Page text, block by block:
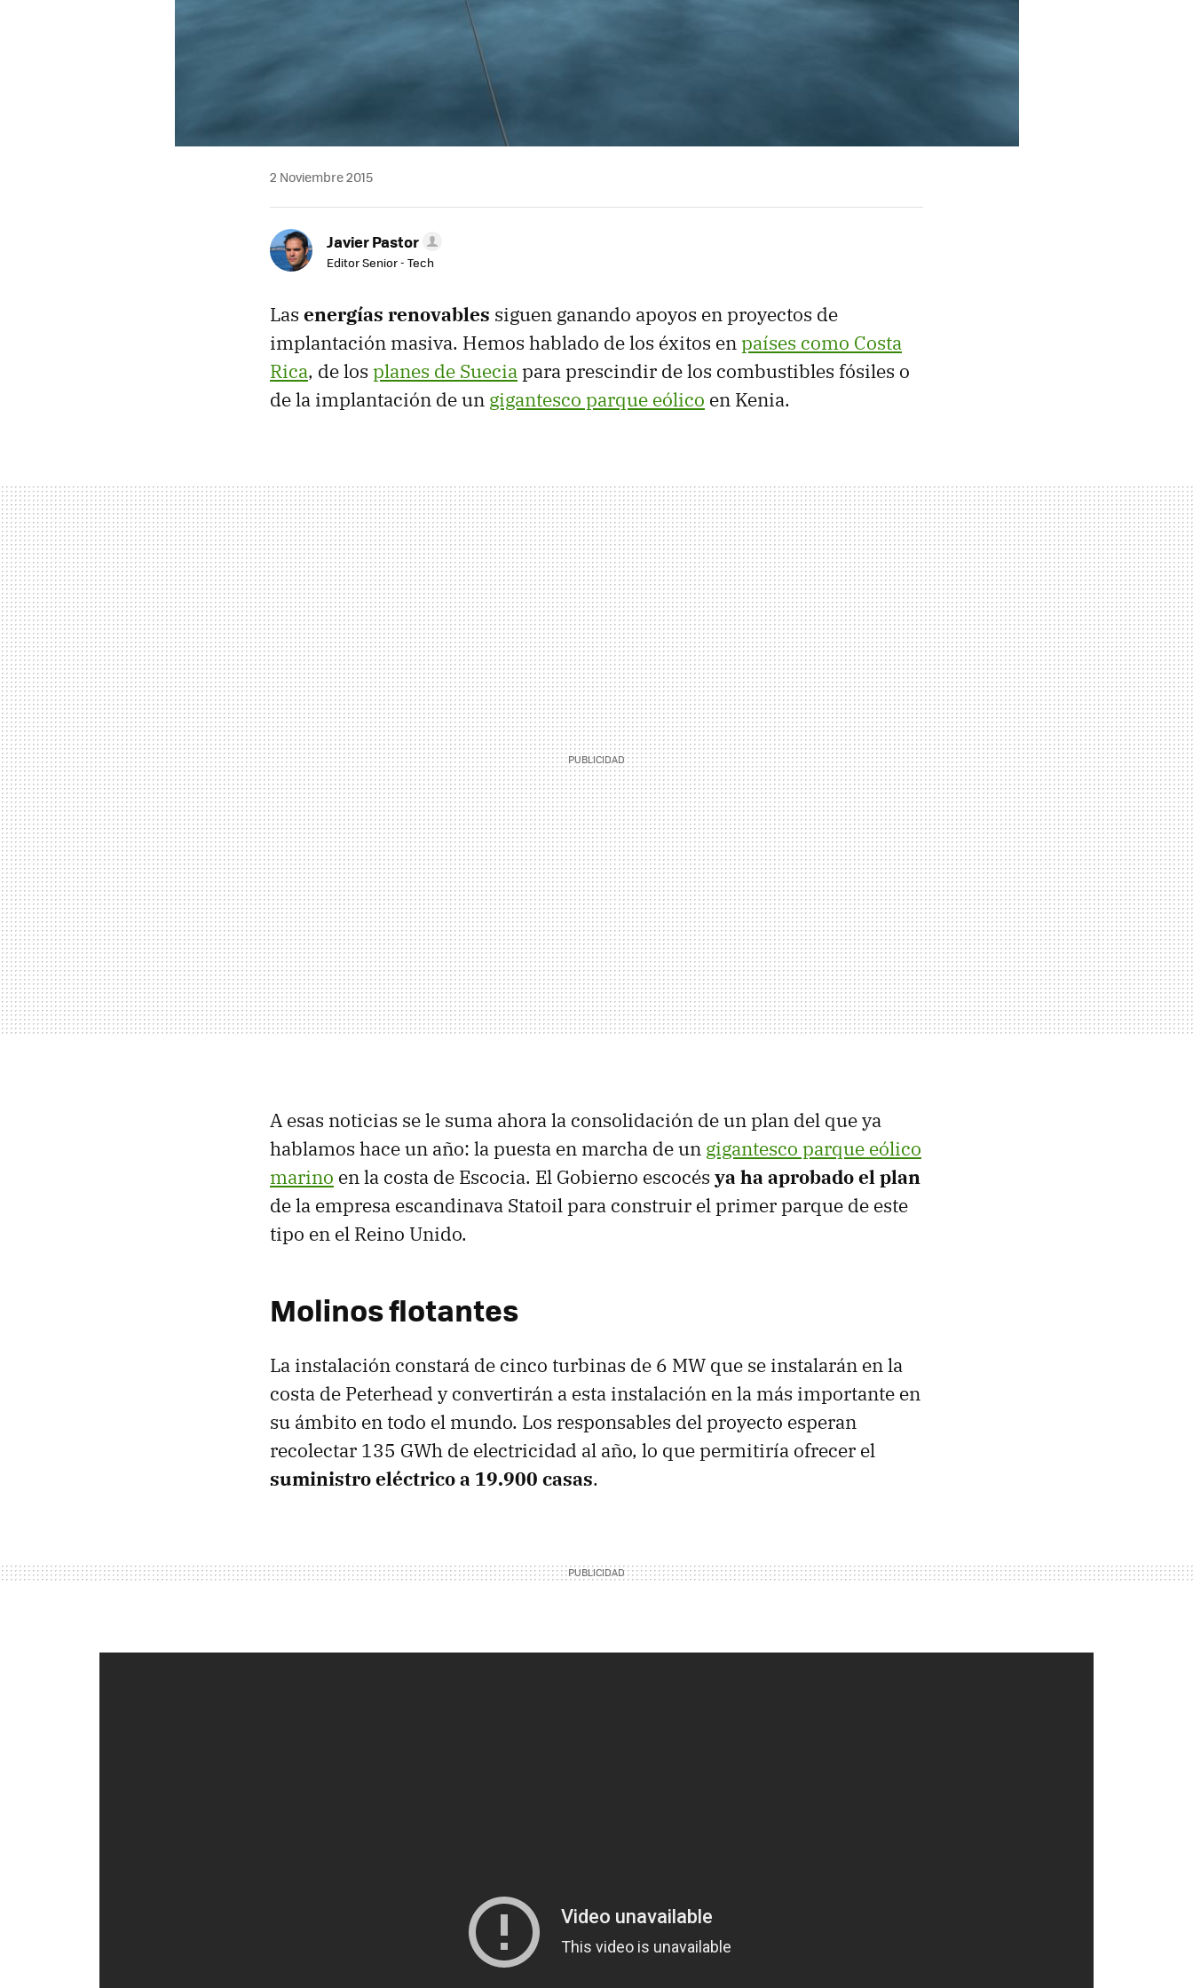
2 Noviembre 2015
Javier Pastor
Editor Senior - Tech
Las energías renovables siguen ganando apoyos en proyectos de
implantación masiva. Hemos hablado de los éxitos enpaíses como Costa
Rica, de los planes de Sueciapara prescindir de los combustibles fósiles o
de la implantación de un gigantesco parque eólico en Kenia.
A esas noticias se le suma ahora la consolidación de un plan del que ya
hablamos hace un año: la puesta en marcha de un gigantesco parque eólico
marino en la costa de Escocia. El Gobierno escocés ya ha aprobado el plan
de la empresa escandinava Statoil para construir el primer parque de este
tipo en el Reino Unido.
Molinos flotantes
La instalación constará de cinco turbinas de 6 MW que se instalarán en la
costa de Peterhead y convertirán a esta instalación en la más importante en
su ámbito en todo el mundo. Los responsables del proyecto esperan
recolectar 135 GWh de electricidad al año, lo que permitiría ofrecer el
suministro eléctrico a 19.900 casas.